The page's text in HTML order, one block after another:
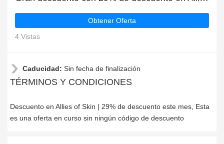
Obtener Oferta
4 Vistas
Caducidad: Sin fecha de finalización
TÉRMINOS Y CONDICIONES
Descuento en Allies of Skin | 29% de descuento este mes, Esta
es una oferta en curso sin ningún código de descuento